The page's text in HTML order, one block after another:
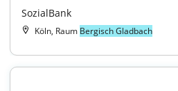
SozialBank
Köln, Raum Bergisch Gladbach